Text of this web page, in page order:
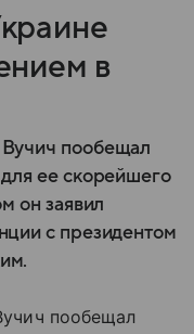
в
пообещал
ее скорейшего
он заявил
с президентом
пообещал